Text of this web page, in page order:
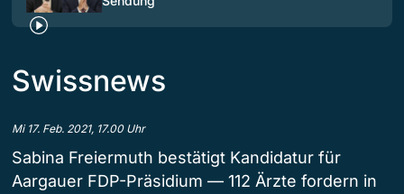
Swissnews
Mi 17. Feb. 2021, 17.00 Uhr
Sabina Freiermuth bestätigt Kandidatur für
Aargauer FDP-Präsidium — 112 Ärzte fordern in